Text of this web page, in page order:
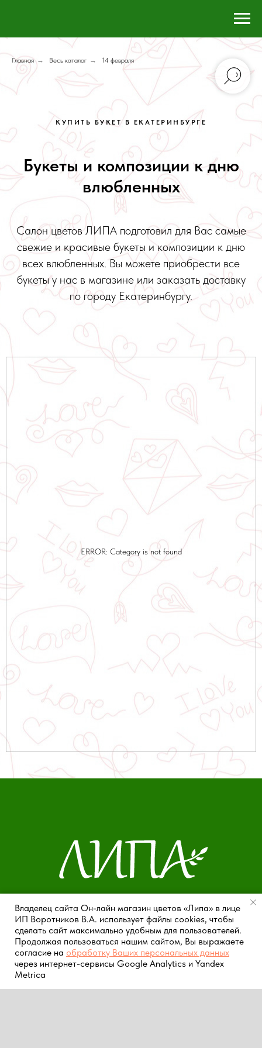
Главная
Главная → Весь каталог → 14 февраля
КУПИТЬ БУКЕТ В ЕКАТЕРИНБУРГЕ
Букеты и композиции к дню
влюбленных
Салон цветов ЛИПА подготовил для Вас самые
свежие и красивые букеты и композиции к дню
всех влюбленных. Вы можете приобрести все
букеты у нас в магазине или заказать доставку
по городу Екатеринбургу.
ERROR: Category is not found
Деятельность осуществляет ИП Воротников В.А.
ИНН 666006074131 / ОГРНИП 322665800236824
Используя сайт Lipa96.ru вы соглашаетесь с
действующей политикой обработки персональных данных
Владелец сайта Он-лайн магазин цветов «Липа» в лице
ИП Воротников В.А. использует файлы cookies, чтобы
сделать сайт максимально удобным для пользователей.
Продолжая пользоваться нашим сайтом, Вы выражаете
согласие на обработку Ваших персональных данных
через интернет-сервисы Google Analytics и Yandex
Metrica